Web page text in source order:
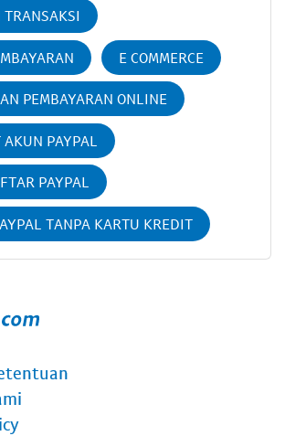
E COMMERCE
PEMBAYARAN ONLINE
PAYPAL
PAYPAL
TANPA KARTU KREDIT